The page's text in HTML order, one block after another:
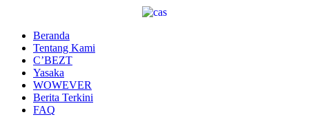
kontenBeranda
Tentang Kami
C’BEZT
Yasaka
WOWEVER
Berita Terkini
FAQ